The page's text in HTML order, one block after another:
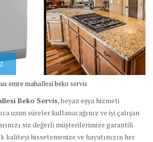
emre mahallesi beko servis
Beko Servis, beyaz eşya hizmeti
uzun süreler kullanacağınız ve iyi çalışan
siz değerli müşterilerimize garantili
kaliteyi hissetemenize ve hayatınızın her